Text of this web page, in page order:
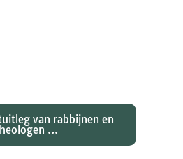
van rabbijnen en
...